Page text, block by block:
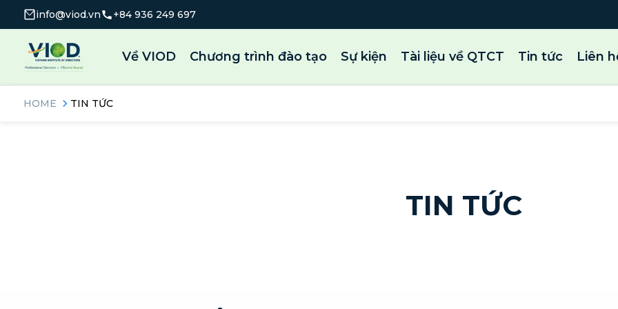
info@viod.vn +84 936 249 697
Về VIOD Chương trình đào tạo Sự kiện Tài liệu về QTCT Tin tức Liên
HOME TIN TỨC
TIN TỨC